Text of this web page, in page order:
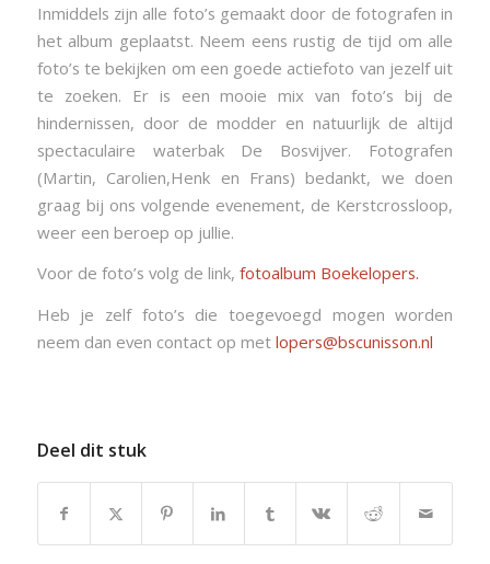
Inmiddels zijn alle foto’s gemaakt door de fotografen in
het album geplaatst. Neem eens rustig de tijd om alle
foto’s te bekijken om een goede actiefoto van jezelf uit
te zoeken. Er is een mooie mix van foto’s bij de
hindernissen, door de modder en natuurlijk de altijd
spectaculaire waterbak De Bosvijver. Fotografen
(Martin, Carolien,Henk en Frans) bedankt, we doen
graag bij ons volgende evenement, de Kerstcrossloop,
weer een beroep op jullie.
Voor de foto’s volg de link, fotoalbum Boekelopers.
Heb je zelf foto’s die toegevoegd mogen worden
neem dan even contact op met lopers@bscunisson.nl
Deel dit stuk